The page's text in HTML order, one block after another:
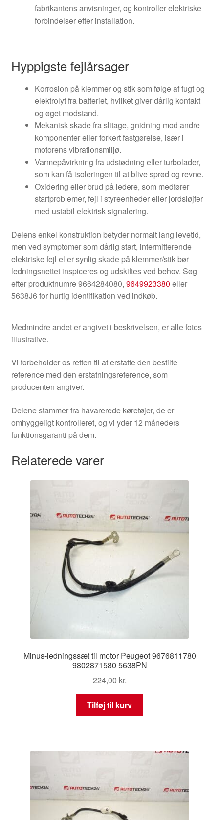
fabrikantens anvisninger, og kontroller elektriske
forbindelser efter installation.
Hyppigste fejlårsager
Korrosion på klemmer og stik som følge af fugt og
elektrolyt fra batteriet, hvilket giver dårlig kontakt
og øget modstand.
Mekanisk skade fra slitage, gnidning mod andre
komponenter eller forkert fastgørelse, især i
motorens vibrationsmiljø.
Varmepåvirkning fra udstødning eller turbolader,
som kan få isoleringen til at blive sprød og revne.
Oxidering eller brud på ledere, som medfører
startproblemer, fejl i styreenheder eller jordsløjfer
med ustabil elektrisk signalering.
Delens enkel konstruktion betyder normalt lang levetid,
men ved symptomer som dårlig start, intermitterende
elektriske fejl eller synlig skade på klemmer/stik bør
ledningsnettet inspiceres og udskiftes ved behov. Søg
efter produktnumre 9664284080, 9649923380 eller
5638J6 for hurtig identifikation ved indkøb.
Medmindre andet er angivet i beskrivelsen, er alle fotos
illustrative.
Vi forbeholder os retten til at erstatte den bestilte
reference med den erstatningsreference, som
producenten angiver.
Delene stammer fra havarerede køretøjer, de er
omhyggeligt kontrolleret, og vi yder 12 måneders
funktionsgaranti på dem.
Relaterede varer
Minus-ledningssæt til motor Peugeot 9676811780
9802871580 5638PN
224,00 kr.
Tilføj til kurv